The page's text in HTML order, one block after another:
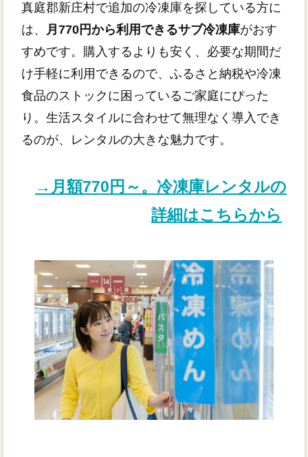
真庭郡新庄村で追加の冷凍庫を探している方に
は、
月770円から利用できるサブ冷凍庫がおす
すめです。購入するよりも安く、必要な期間だ
け手軽に利用できるので、ふるさと納税や冷凍
食品のストックに困っているご家庭にぴった
り。生活スタイルに合わせて無理なく導入でき
るのが、レンタルの大きな魅力です。
→月額770円～。冷凍庫レンタルの
詳細はこちらから